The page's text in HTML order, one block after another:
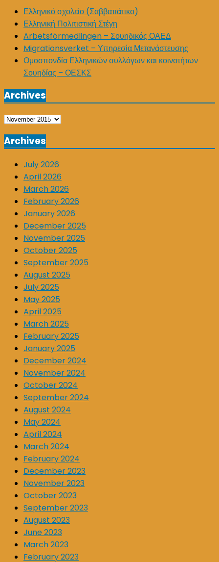
Ελληνικό σχολείο (Σαββατιάτικο)
Ελληνική Πολιτιστική Στέγη
Arbetsförmedlingen – Σουηδικός ΟΑΕΔ
Migrationsverket – Υπηρεσία Μετανάστευσης
Ομοσπονδία Ελληνικών συλλόγων και κοινοτήτων
Σουηδίας – ΟΕΣΚΣ
Archives
Archives
Archives
July 2026
April 2026
March 2026
February 2026
January 2026
December 2025
November 2025
October 2025
September 2025
August 2025
July 2025
May 2025
April 2025
March 2025
February 2025
January 2025
December 2024
November 2024
October 2024
September 2024
August 2024
May 2024
April 2024
March 2024
February 2024
December 2023
November 2023
October 2023
September 2023
August 2023
June 2023
March 2023
February 2023